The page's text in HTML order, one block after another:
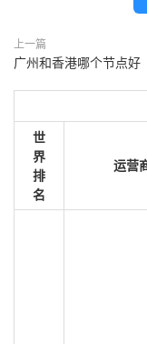
上一篇
广州和香港哪个节点好
世
界
排
名
运营